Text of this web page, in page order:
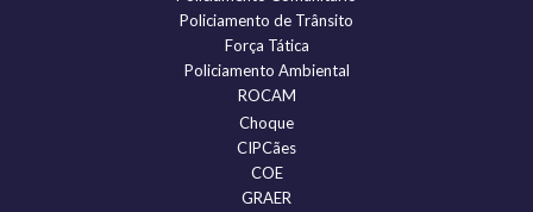
Policiamento de Trânsito
Força Tática
Policiamento Ambiental
ROCAM
Choque
CIPCães
COE
GRAER